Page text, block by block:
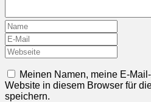
Meinen Namen, meine E-
Website in diesem Browser für
speichern.